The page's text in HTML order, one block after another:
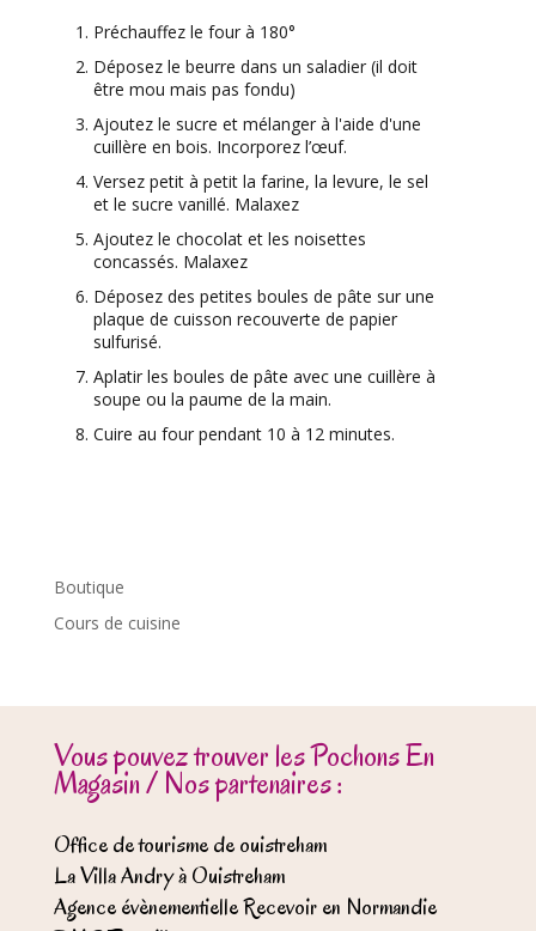
Préchauffez le four à 180°
Déposez le beurre dans un saladier (il doit
être mou mais pas fondu)
Ajoutez le sucre et mélanger à l'aide d'une
cuillère en bois. Incorporez l’œuf.
Versez petit à petit la farine, la levure, le sel
et le sucre vanillé. Malaxez
Ajoutez le chocolat et les noisettes
concassés. Malaxez
Déposez des petites boules de pâte sur une
plaque de cuisson recouverte de papier
sulfurisé.
Aplatir les boules de pâte avec une cuillère à
soupe ou la paume de la main.
Cuire au four pendant 10 à 12 minutes.
Boutique
Cours de cuisine
Vous pouvez trouver les Pochons En
Magasin / Nos partenaires :
Office de tourisme de ouistreham
La Villa Andry à Ouistreham
Agence évènementielle Recevoir en Normandie